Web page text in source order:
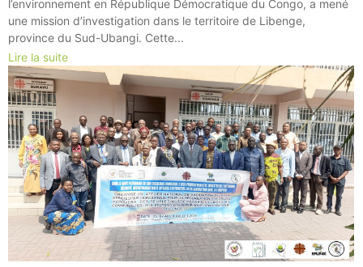
l’environnement en République Démocratique du Congo, a mené
une mission d’investigation dans le territoire de Libenge,
province du Sud-Ubangi. Cette...
Lire la suite